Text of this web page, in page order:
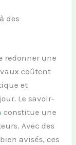
des
redonner une
coûtent
et
Le savoir-
constitue une
Avec des
avisés, ces